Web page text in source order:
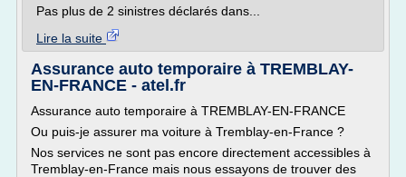
Pas plus de 2 sinistres déclarés dans...
Lire la suite
Assurance auto temporaire à TREMBLAY-
EN-FRANCE - atel.fr
Assurance auto temporaire à TREMBLAY-EN-FRANCE
Ou puis-je assurer ma voiture à Tremblay-en-France ?
Nos services ne sont pas encore directement accessibles à
Tremblay-en-France mais nous essayons de trouver des